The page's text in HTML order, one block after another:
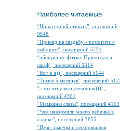
Наиболее читаемые
“Новогодний стишок”, посещений
9048
“Прикид на свадьбу - помогите с
выбором”, посещений 5751
“обещанные фотки. Прихожая и
шкаф”, посещений 5314
“Вот и я))”, посещений 5144
“Тимке 5 месяцев”, посещений
“а мы отгуляли девичник)))”,
посещений 4361
“Мамкины слезы”, посещений 4103
“Чем накормили моего ребенка в
садике”, посещений 3855
“Имя - имечко и сегодняшняя